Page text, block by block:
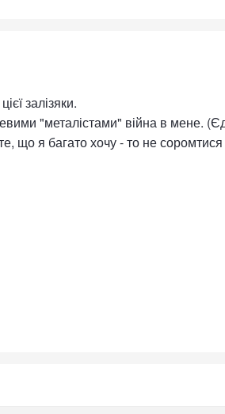
залізяки.
"металістами" війна в мене.
що я багато хочу - то не